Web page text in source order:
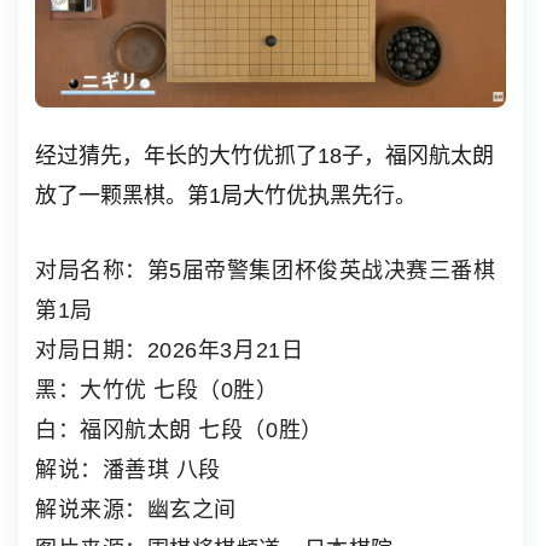
经过猜先，年长的大竹优抓了18子，福冈航太朗
放了一颗黑棋。第1局大竹优执黑先行。
对局名称：第5届帝警集团杯俊英战决赛三番棋
第1局
对局日期：2026年3月21日
黑：大竹优 七段（0胜）
白：福冈航太朗 七段（0胜）
解说：潘善琪 八段
解说来源：幽玄之间